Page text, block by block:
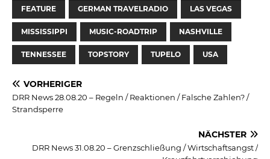
FEATURE GERMAN TRAVELRADIO LAS VEGAS
MISSISSIPPI MUSIC-ROADTRIP NASHVILLE
TENNESSEE TOPSTORY TUPELO USA
VORHERIGER
DRR News 28.08.20 – Regeln / Reaktionen / Falsche Zahlen? /
Strandsperre
NÄCHSTER
DRR News 31.08.20 – Grenzschließung / Wirtschaftsangst /